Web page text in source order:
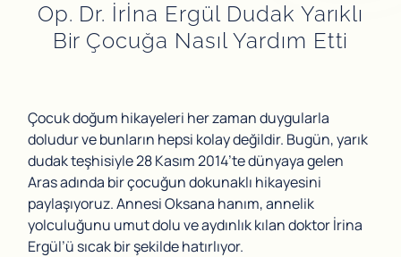
HAKKIMDA
İLETIŞIM
Op. Dr. İrİna Ergül Dudak Yarıklı
Bir Çocuğa Nasıl Yardım Etti
Çocuk doğum hikayeleri her zaman duygularla
doludur ve bunların hepsi kolay değildir. Bugün, yarık
dudak teşhisiyle 28 Kasım 2014’te dünyaya gelen
Aras adında bir çocuğun dokunaklı hikayesini
paylaşıyoruz. Annesi Oksana hanım, annelik
yolculuğunu umut dolu ve aydınlık kılan doktor İrina
Ergül’ü sıcak bir şekilde hatırlıyor.